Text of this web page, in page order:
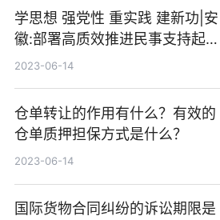
学思想 强党性 重实践 建新功|安
徽:部署高质效推进民事支持起诉
工作
2023-06-14
仓单转让的作用有什么？有效的
仓单质押担保方式是什么？
2023-06-14
国际货物合同纠纷的诉讼期限是